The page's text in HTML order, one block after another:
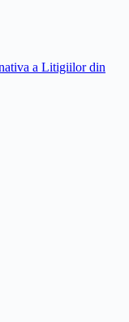
a Litigiilor din